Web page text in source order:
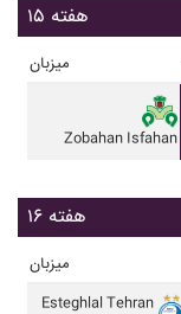
هفته ۱۵
میزبان
Zobahan Isfahan
هفته ۱۶
میزبان
Esteghlal Tehran